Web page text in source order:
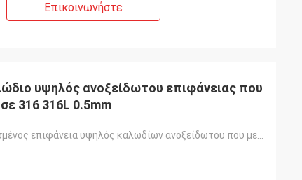
Επικοινωνήστε
υψηλός ανοξείδωτου επιφάνειας που
316 316L 0.5mm